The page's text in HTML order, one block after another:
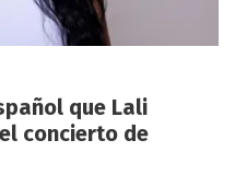
que Lali
concierto de